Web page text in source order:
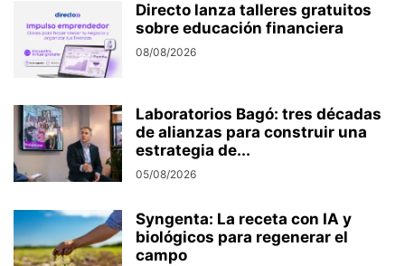
Directo lanza talleres gratuitos
sobre educación financiera
08/08/2026
Laboratorios Bagó: tres décadas
de alianzas para construir una
estrategia de...
05/08/2026
Syngenta: La receta con IA y
biológicos para regenerar el
campo